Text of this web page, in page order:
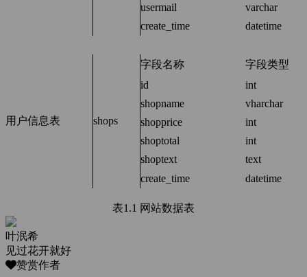
usermail
varchar
create_time
datetime
用户信息表 shops
字段名称
字段类型
id
int
shopname
vharchar
shopprice
int
shoptotal
int
shoptext
text
create_time
datetime
表1.1 网站数据表
叶泯希
见过花开就好
赞赏作者